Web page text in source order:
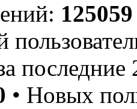
125059
• Новых